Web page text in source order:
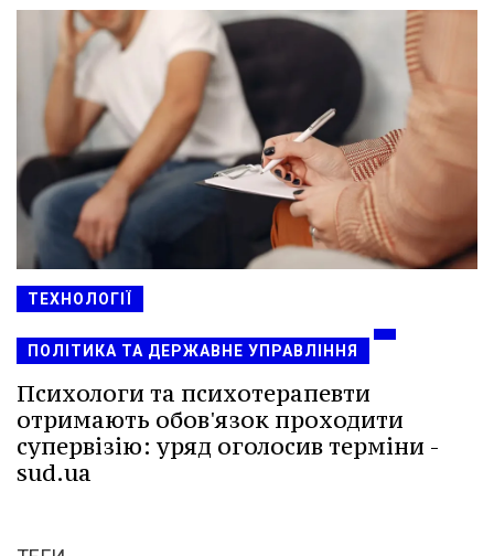
ТЕХНОЛОГІЇ
ПОЛІТИКА ТА ДЕРЖАВНЕ УПРАВЛІННЯ
Психологи та психотерапевти
отримають обов'язок проходити
супервізію: уряд оголосив терміни -
sud.ua